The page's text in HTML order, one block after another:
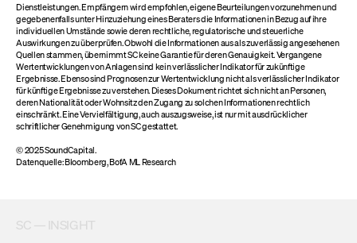
Dienstleistungen. Empfängern wird empfohlen, eigene Beurteilungen vorzunehmen und
gegebenenfalls unter Hinzuziehung eines Beraters die Informationen in Bezug auf ihre
individuellen Umstände sowie deren rechtliche, regulatorische und steuerliche
Auswirkungen zu überprüfen. Obwohl die Informationen aus als zuverlässig angesehenen
Quellen stammen, übernimmt SC keine Garantie für deren Genauigkeit. Vergangene
Wertentwicklungen von Anlagen sind kein verlässlicher Indikator für zukünftige
Ergebnisse. Ebenso sind Prognosen zur Wertentwicklung nicht als verlässlicher Indikator
für künftige Ergebnisse zu verstehen. Dieses Dokument richtet sich nicht an Personen,
deren Nationalität oder Wohnsitz den Zugang zu solchen Informationen rechtlich
einschränkt. Eine Vervielfältigung, auch auszugsweise, ist nur mit ausdrücklicher
schriftlicher Genehmigung von SC gestattet.
© 2025 SoundCapital.
Datenquelle: Bloomberg, BofA ML Research
SC — INSIGHT